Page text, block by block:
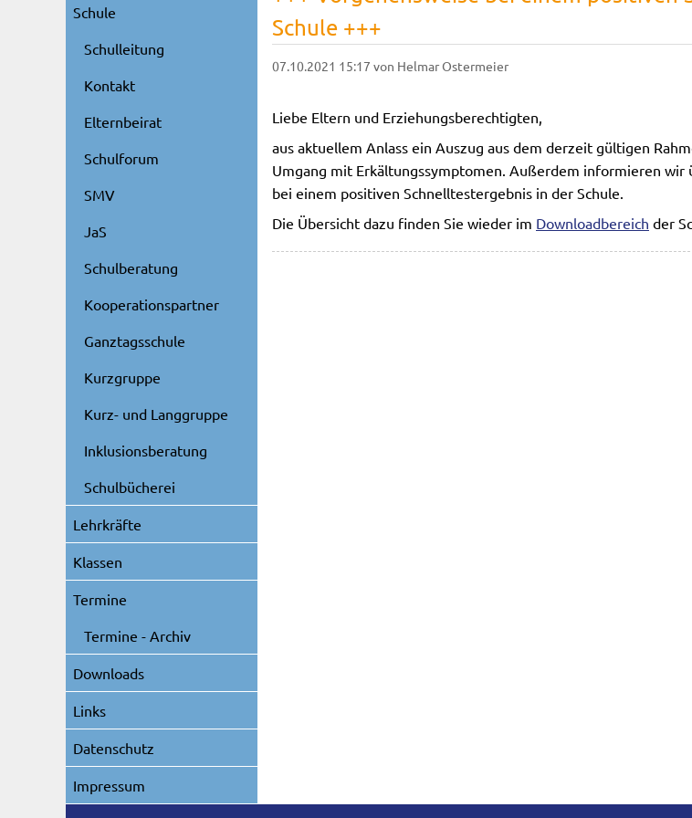
Schule +++
07.10.2021 15:17 von Helmar Ostermeier
Liebe Eltern und Erziehungsberechtigten,
aus aktuellem Anlass ein Auszug aus dem derzeit gültigen
Umgang mit Erkältungssymptomen. Außerdem informieren wir
bei einem positiven Schnelltestergebnis in der Schule.
Die Übersicht dazu finden Sie wieder im Downloadbereich der
Schule
Schulleitung
Kontakt
Elternbeirat
Schulforum
SMV
JaS
Schulberatung
Kooperationspartner
Ganztagsschule
Kurzgruppe
Kurz- und Langgruppe
Inklusionsberatung
Schulbücherei
Lehrkräfte
Klassen
Termine
Termine - Archiv
Downloads
Links
Datenschutz
Impressum